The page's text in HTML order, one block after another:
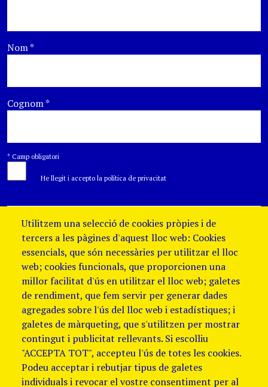
Nom*
Cognom*
* Camp obligatori
He llegit i accepto la política de privacitat
Utilitzem una selecció de cookies pròpies i de
tercers a les pàgines d'aquest lloc web: Cookies
essencials, que són necessàries per utilitzar el lloc
web; cookies funcionals, que proporcionen una
millor facilitat d'ús en utilitzar el lloc web; galetes
de rendiment, que fem servir per generar dades
agregades sobre l'ús del lloc web i estadístiques; i
galetes de màrqueting, que s'utilitzen per mostrar
contingut i publicitat rellevants. Si escolliu
"ACCEPTA TOT", accepteu l'ús de totes les cookies.
Podeu acceptar i rebutjar tipus de galetes
individuals i revocar el vostre consentiment per al